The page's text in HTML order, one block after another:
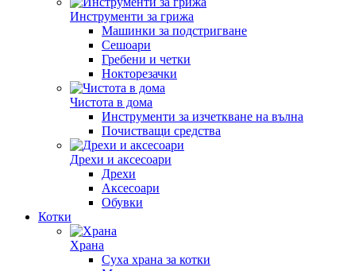
Инструменти за грижа
Машинки за подстригване
Сешоари
Гребени и четки
Нокторезачки
Чистота в дома
Инструменти за изчеткване на вълна
Почистващи средства
Дрехи и аксесоари
Дрехи
Аксесоари
Обувки
Котки
Храна
Суха храна за котки